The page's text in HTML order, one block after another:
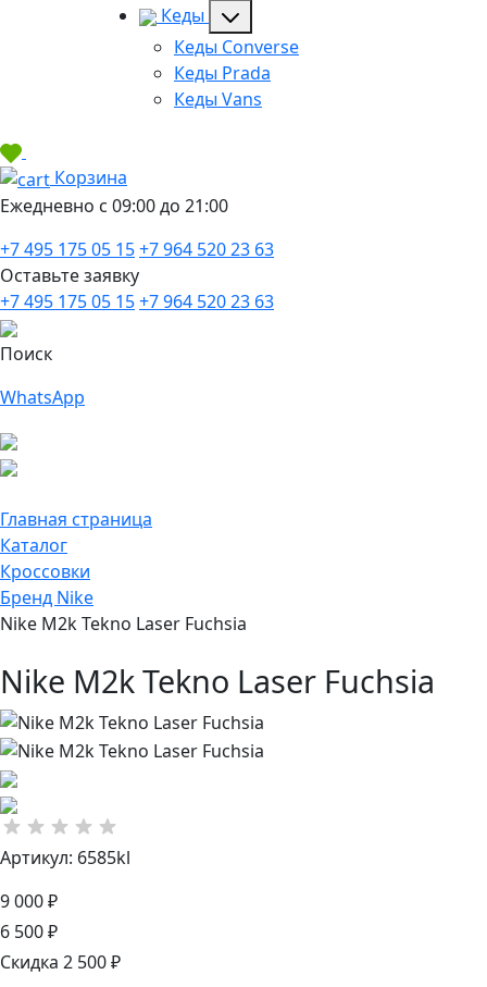
Кеды
Кеды Converse
Кеды Prada
Кеды Vans
Корзина
Ежедневно с 09:00 до 21:00
+7 495 175 05 15+7 964 520 23 63
Оставьте заявку
+7 495 175 05 15+7 964 520 23 63
Поиск
WhatsApp
Главная страница
Каталог
Кроссовки
Бренд Nike
Nike M2k Tekno Laser Fuchsia
Nike M2k Tekno Laser Fuchsia
Артикул: 6585kl
9 000 ₽
6 500 ₽
Скидка 2 500 ₽